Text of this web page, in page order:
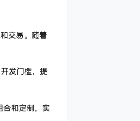
交易。随着
发门槛，提
合和定制，实